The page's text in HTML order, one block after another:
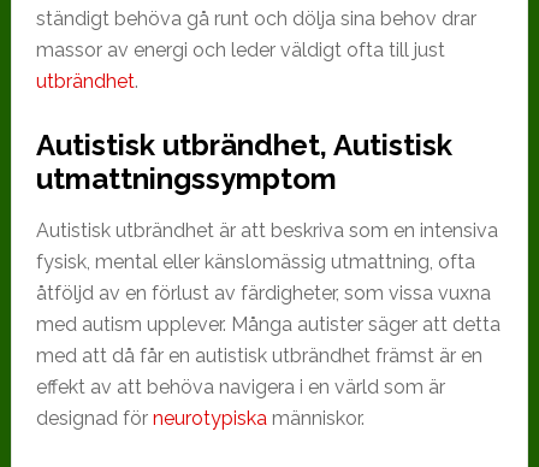
ständigt behöva gå runt och dölja sina behov drar
massor av energi och leder väldigt ofta till just
utbrändhet.
Autistisk utbrändhet, Autistisk
utmattningssymptom
Autistisk utbrändhet är att beskriva som en intensiva
fysisk, mental eller känslomässig utmattning, ofta
åtföljd av en förlust av färdigheter, som vissa vuxna
med autism upplever. Många autister säger att detta
med att då får en autistisk utbrändhet främst är en
effekt av att behöva navigera i en värld som är
designad för neurotypiska människor.